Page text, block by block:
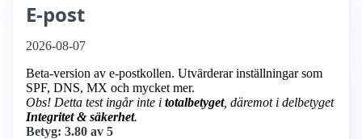
E-post
2026-08-07
Beta-version av e-postkollen. Utvärderar inställningar som
SPF, DNS, MX och mycket mer.
Obs! Detta test ingår inte i totalbetyget, däremot i delbetyget
Integritet & säkerhet.
Betyg: 3.80 av 5